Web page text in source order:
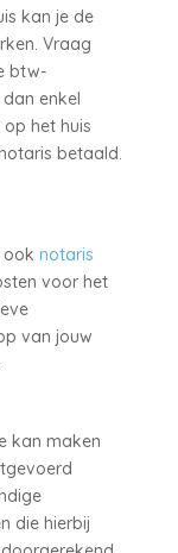
kan je de
Vraag
btw-
enkel
het huis
betaald.
ook notaris
voor het
van jouw
kan maken
die hierbij